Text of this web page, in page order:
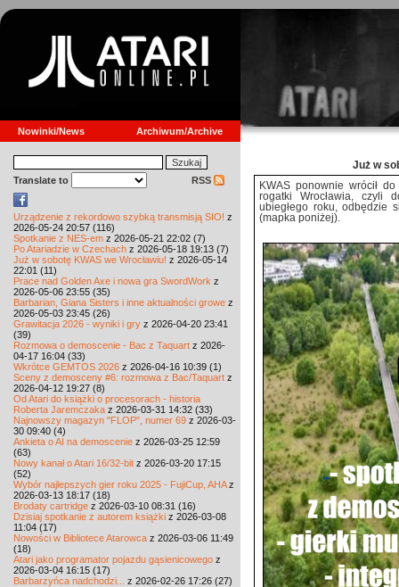
Nowinki/News Archiwum/Archive
Translate to RSS
Urządzenie z rekordowo szybką transmisją SIO! z
2026-05-24 20:57 (116)
Spotkanie z NES-em z 2026-05-21 22:02 (7)
Po Atariadzie w Czechach z 2026-05-18 19:13 (7)
Już w sobotę KWAS we Wrocławiu! z 2026-05-14
22:01 (11)
Prace nad Golden Axe i nowa gra SwordWork z
2026-05-06 23:55 (35)
Barbarian, Giana Sisters i inne aktualności growe z
2026-05-03 23:45 (26)
Grawitacja 2026 - wyniki i gry z 2026-04-20 23:41
(39)
Rozmowa o demoscenie - Bac z Taquart z 2026-
04-17 16:04 (33)
Wkrótce GEMTOS 2026 z 2026-04-16 10:39 (1)
Sceny z demosceny #6: rozmowa z Bac/Taquart z
2026-04-12 19:27 (8)
Od Atari do książki o procesorach - historia
Roberta Jaremczaka z 2026-03-31 14:32 (33)
Najnowszy magazyn "FLOP", numer 69 z 2026-03-
30 09:40 (4)
Ankieta o AI na demoscenie z 2026-03-25 12:59
(63)
Nowy kanał o Atari 16/32-bit z 2026-03-20 17:15
(52)
Wybór najlepszych gier roku 2025 - FujiCup, AHAz
2026-03-13 18:17 (18)
Brodaty cartridge z 2026-03-10 08:31 (16)
Dzisiaj spotkanie z autorem książki z 2026-03-08
11:04 (17)
Nowości w Bibliotece Atarowca z 2026-03-06 11:49
(18)
Atari jako programator pojazdu gąsienicowego z
2026-03-04 16:15 (17)
Barbarzyńca nadchodzi...
z 2026-02-26 17:26 (27)
Już w
KWAS ponownie wrócił
rogatki Wrocławia, czyli
ubiegłego roku, odbędzie
(mapka poniżej).